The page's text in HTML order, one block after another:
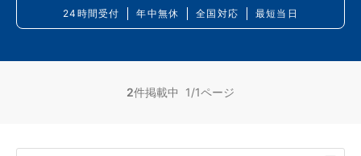
24時間受付 年中無休 全国対応 最短当日
2件掲載中 1/1ページ